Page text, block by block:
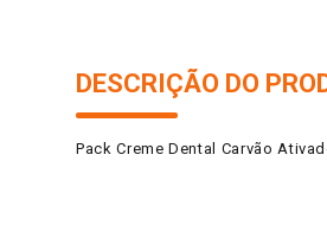
DESCRIÇÃO DO
Pack Creme Dental Carvão